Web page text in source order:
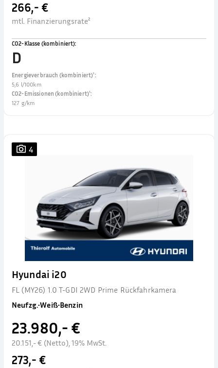
266,- €
mtl. Finanzierungsrate²
CO2-Klasse (kombiniert):
D
Energieverbrauch (kombiniert)¹:
5,6 l/100km
CO2-Emissionen (kombiniert)¹:
127 g/km
4
Hyundai i20
FL (MY26) 1.0 T-GDI 2WD Prime Rückfahrkamera
Neufzg.•Weiß•Benzin
23.980,- €
20.151,- € (Netto), 19% MwSt.
273,- €